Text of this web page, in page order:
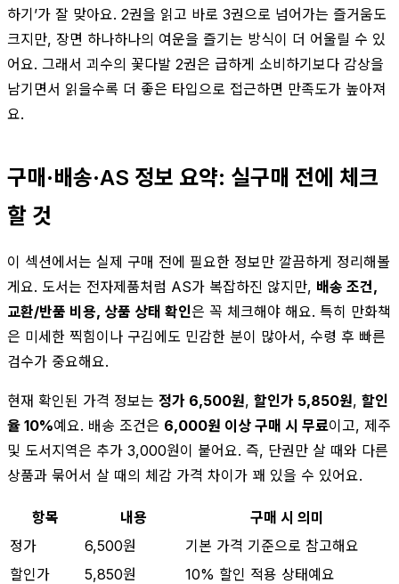
하기’가 잘 맞아요. 2권을 읽고 바로 3권으로 넘어가는 즐거움도
크지만, 장면 하나하나의 여운을 즐기는 방식이 더 어울릴 수 있
어요. 그래서 괴수의 꽃다발 2권은 급하게 소비하기보다 감상을
남기면서 읽을수록 더 좋은 타입으로 접근하면 만족도가 높아져
요.
구매·배송·AS 정보 요약: 실구매 전에 체크
할 것
이 섹션에서는 실제 구매 전에 필요한 정보만 깔끔하게 정리해볼
게요. 도서는 전자제품처럼 AS가 복잡하진 않지만, 배송 조건,
교환/반품 비용, 상품 상태 확인은 꼭 체크해야 해요. 특히 만화책
은 미세한 찍힘이나 구김에도 민감한 분이 많아서, 수령 후 빠른
검수가 중요해요.
현재 확인된 가격 정보는 정가 6,500원, 할인가 5,850원, 할인
율 10%예요. 배송 조건은 6,000원 이상 구매 시 무료이고, 제주
및 도서지역은 추가 3,000원이 붙어요. 즉, 단권만 살 때와 다른
상품과 묶어서 살 때의 체감 가격 차이가 꽤 있을 수 있어요.
항목 내용
구매 시 의미
정가
6,500원
기본 가격 기준으로 참고해요
할인가
5,850원 10% 할인 적용 상태예요